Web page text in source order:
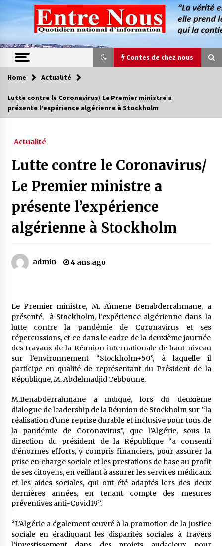
content
Contes de chez nous
Contes de chez nous
Quand la mère n’est plus là (17e partie)
Magie de sorcier
4 ans ago
Oum el Gaïla / L’ogresse du M’zab
4 ans ago
4 ans ago
5 ans ago
« Père, tiens-moi, je vais tomber ! »
5 ans ago
Le bouc de l’Au-delà
Le monstrueux vieillard (Un récit du Sud
algérien)
Rencontre nocturne dans le désert (Un conte
touareg)
5 ans ago
5 ans ago
Home Actualité
Lutte contre le Coronavirus/ Le Premier ministre a
présente l’expérience algérienne à Stockholm
Actualité
Lutte contre le Coronavirus/
Le Premier ministre a
présente l’expérience
algérienne à Stockholm
admin 4 ans ago
Le Premier ministre, M. Aïmene Benabderrahmane, a
présenté, à Stockholm, l’expérience algérienne dans la
lutte contre la pandémie de Coronavirus et ses
répercussions, et ce dans le cadre de la deuxième journée
des travaux de la Réunion internationale de haut niveau
sur l’environnement “Stockholm+50”, à laquelle il
participe en qualité de représentant du Président de la
République, M. Abdelmadjid Tebboune.
M.Benabderrahmane a indiqué, lors du deuxième
dialogue de leadership de la Réunion de Stockholm sur “la
réalisation d’une reprise durable et inclusive pour tous de
la pandémie de Coronavirus”, que l’Algérie, sous la
direction du président de la République “a consenti
d’énormes efforts, y compris financiers, pour assurer la
prise en charge sociale et les prestations de base au profit
de ses citoyens, en veillant à assurer les services médicaux
et les aides sociales, qui ont été adaptés lors des deux
dernières années, en tenant compte des mesures
préventives anti-Covid19”.
“L’Algérie a également œuvré à la promotion de la justice
sociale en éradiquant les disparités sociales à travers